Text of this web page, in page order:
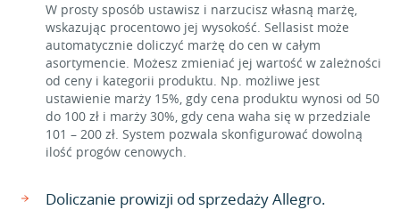
W prosty sposób ustawisz i narzucisz własną marżę,
wskazując procentowo jej wysokość. Sellasist może
automatycznie doliczyć marżę do cen w całym
asortymencie. Możesz zmieniać jej wartość w zależności
od ceny i kategorii produktu. Np. możliwe jest
ustawienie marży 15%, gdy cena produktu wynosi od 50
do 100 zł i marży 30%, gdy cena waha się w przedziale
101 – 200 zł. System pozwala skonfigurować dowolną
ilość progów cenowych.
Doliczanie prowizji od sprzedaży Allegro.